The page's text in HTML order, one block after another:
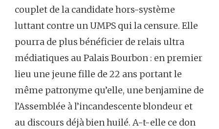
couplet de la candidate hors-système
luttant contre un UMPS qui la censure. Elle
pourra de plus bénéficier de relais ultra
médiatiques au Palais Bourbon : en premier
lieu une jeune fille de 22 ans portant le
même patronyme qu’elle, une benjamine de
l’Assemblée à l’incandescente blondeur et
au discours déjà bien huilé. A-t-elle ce don